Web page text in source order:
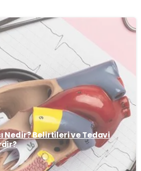
Nedir? Belirtileri ve Tedavi